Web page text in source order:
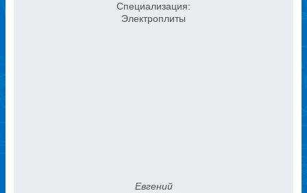
Специализация:
Электроплиты
Евгений